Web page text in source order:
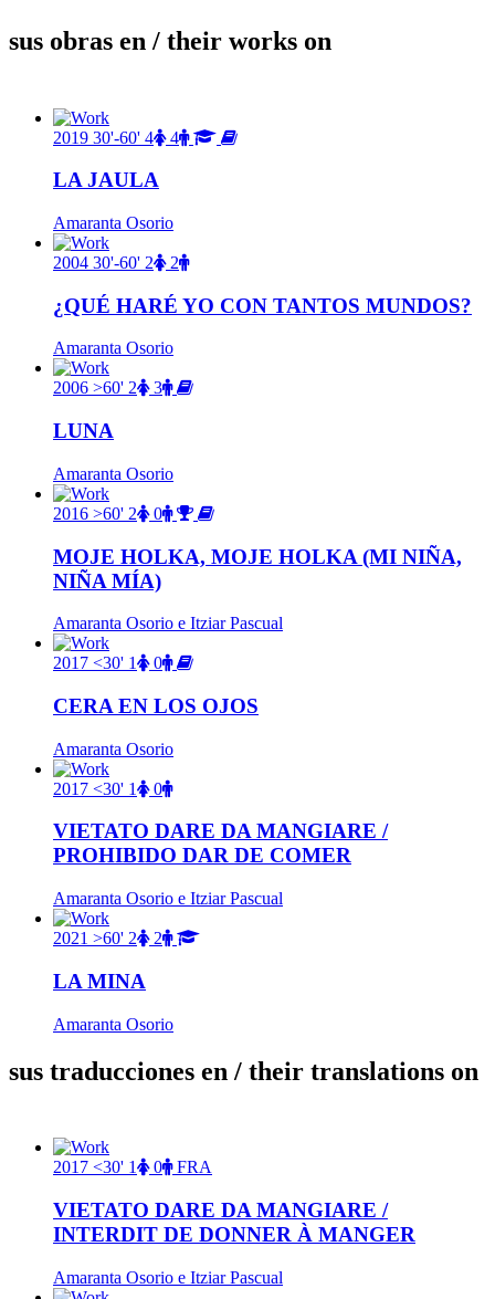
sus obras en / their works on
2019 30'-60' 4 4
LA JAULA
Amaranta Osorio
2004 30'-60' 2 2
¿QUÉ HARÉ YO CON TANTOS MUNDOS?
Amaranta Osorio
2006 >60' 2 3
LUNA
Amaranta Osorio
2016 >60' 2 0
MOJE HOLKA, MOJE HOLKA (MI NIÑA,
NIÑA MÍA)
Amaranta Osorio e Itziar Pascual
2017 <30' 1 0
CERA EN LOS OJOS
Amaranta Osorio
2017 <30' 1 0
VIETATO DARE DA MANGIARE /
PROHIBIDO DAR DE COMER
Amaranta Osorio e Itziar Pascual
2021 >60' 2 2
LA MINA
Amaranta Osorio
sus traducciones en / their translations on
2017 <30' 1 0 FRA
VIETATO DARE DA MANGIARE /
INTERDIT DE DONNER À MANGER
Amaranta Osorio e Itziar Pascual